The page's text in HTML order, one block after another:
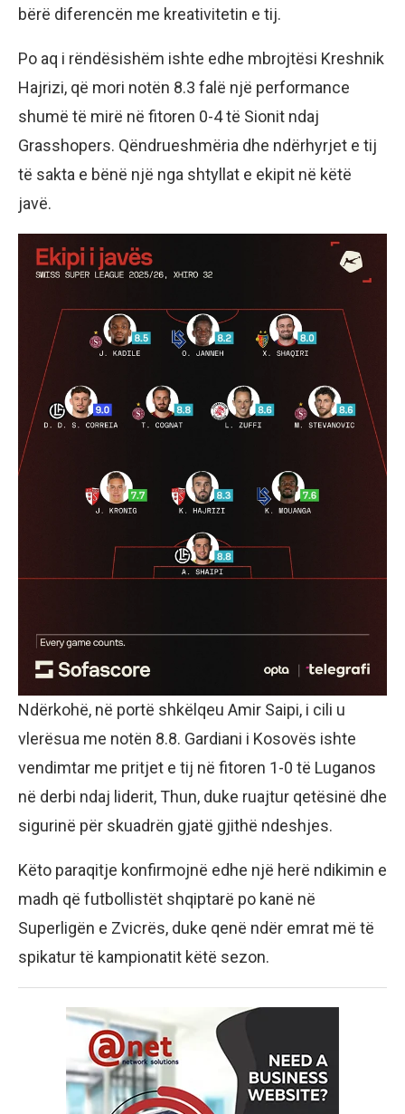
bërë diferencën me kreativitetin e tij.
Po aq i rëndësishëm ishte edhe mbrojtësi Kreshnik
Hajrizi, që mori notën 8.3 falë një performance
shumë të mirë në fitoren 0-4 të Sionit ndaj
Grasshopers. Qëndrueshmëria dhe ndërhyrjet e tij
të sakta e bënë një nga shtyllat e ekipit në këtë
javë.
Ndërkohë, në portë shkëlqeu Amir Saipi, i cili u
vlerësua me notën 8.8. Gardiani i Kosovës ishte
vendimtar me pritjet e tij në fitoren 1-0 të Luganos
në derbi ndaj liderit, Thun, duke ruajtur qetësinë dhe
sigurinë për skuadrën gjatë gjithë ndeshjes.
Këto paraqitje konfirmojnë edhe një herë ndikimin e
madh që futbollistët shqiptarë po kanë në
Superligën e Zvicrës, duke qenë ndër emrat më të
spikatur të kampionatit këtë sezon.